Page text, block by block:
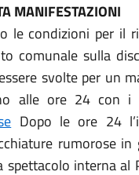
MANIFESTAZIONI
le condizioni per il
comunale sulla
svolte per un
alle ore 24 con
Dopo le ore 24
rumorose
interna al